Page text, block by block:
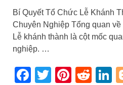
Bí Quyết Tổ Chức Lễ Khánh
Chuyên Nghiệp Tổng quan
Lễ khánh thành là cột mốc
nghiệp. …
Facebook
Twitter